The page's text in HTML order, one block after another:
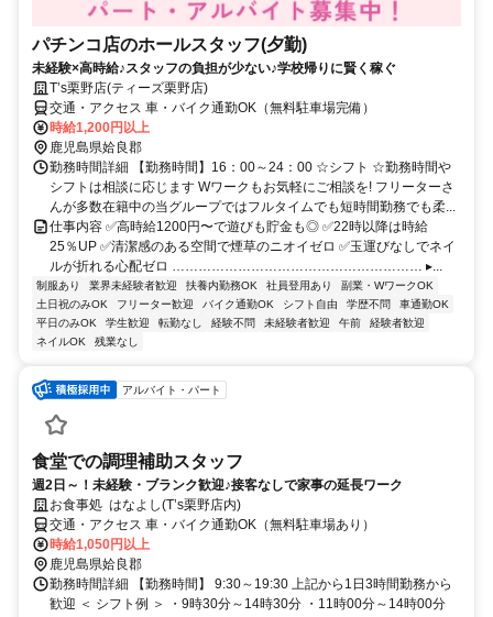
パチンコ店のホールスタッフ(夕勤)
未経験×高時給♪スタッフの負担が少ない♪学校帰りに賢く稼ぐ
T’s栗野店(ティーズ栗野店)
交通・アクセス 車・バイク通勤OK（無料駐車場完備）
時給1,200円以上
鹿児島県姶良郡
勤務時間詳細 【勤務時間】16：00～24：00 ☆シフト ☆勤務時間や
シフトは相談に応じます Wワークもお気軽にご相談を! フリーターさ
んが多数在籍中の当グループではフルタイムでも短時間勤務でも柔...
仕事内容 ✅高時給1200円〜で遊びも貯金も◎ ✅22時以降は時給
25％UP ✅清潔感のある空間で煙草のニオイゼロ ✅玉運びなしでネイ
ルが折れる心配ゼロ ………………………………………………… ▸...
制服あり 業界未経験者歓迎 扶養内勤務OK 社員登用あり
副業・WワークOK
土日祝のみOK
フリーター歓迎 バイク通勤OK シフト自由 学歴不問
車通勤OK
平日のみOK
学生歓迎 転勤なし 経験不問 未経験者歓迎 午前
経験者歓迎
ネイルOK
残業なし
アルバイト・パート
食堂での調理補助スタッフ
週2日～！未経験・ブランク歓迎♪接客なしで家事の延長ワーク
お食事処 はなよし(T’s栗野店内)
交通・アクセス 車・バイク通勤OK（無料駐車場あり）
時給1,050円以上
鹿児島県姶良郡
勤務時間詳細 【勤務時間】 9:30～19:30 上記から1日3時間勤務から
歓迎 ＜ シフト例 ＞ ・9時30分～14時30分 ・11時00分～14時00分